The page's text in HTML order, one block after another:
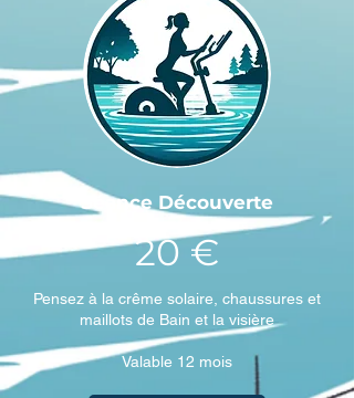
Séance Découverte
20 €
Pensez à la crême solaire, chaussures et
maillots de Bain et la visière
Valable 12 mois